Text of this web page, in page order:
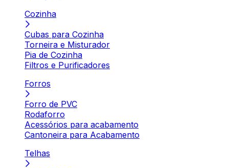
Cozinha
Cubas para Cozinha
Torneira e Misturador
Pia de Cozinha
Filtros e Purificadores
Forros
Forro de PVC
Rodaforro
Acessórios para acabamento
Cantoneira para Acabamento
Telhas